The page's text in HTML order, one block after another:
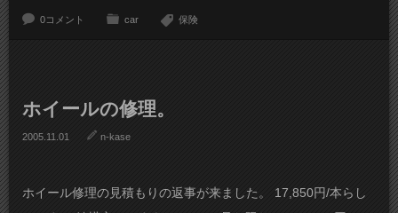
0コメント car 保険
ホイールの修理。
2005.11.01 n-kase
ホイール修理の見積もりの返事が来ました。 17,850円/本らし